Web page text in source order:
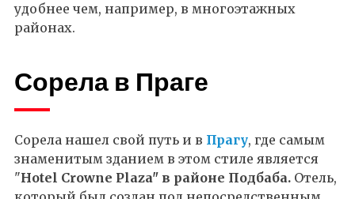
удобнее чем, например, в многоэтажных
районах.
Сорела в Праге
Сорела нашел свой путь и в Прагу, где самым
знаменитым зданием в этом стиле является
"Hotel Crowne Plaza" в районе Подбаба. Отель,